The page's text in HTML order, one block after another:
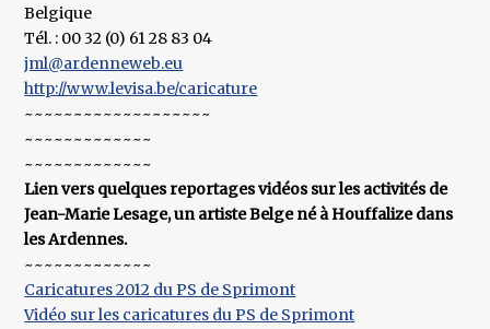
Belgique
Tél. : 00 32 (0) 61 28 83 04
jml@ardenneweb.eu
http://www.levisa.be/caricature
~~~~~~~~~~~~~~~~~~~
~~~~~~~~~~~~~
~~~~~~~~~~~~~
Lien vers quelques reportages vidéos sur les activités de
Jean-Marie Lesage, un artiste Belge né à Houffalize dans
les Ardennes.
~~~~~~~~~~~~~
Caricatures 2012 du PS de Sprimont
Vidéo sur les caricatures du PS de Sprimont